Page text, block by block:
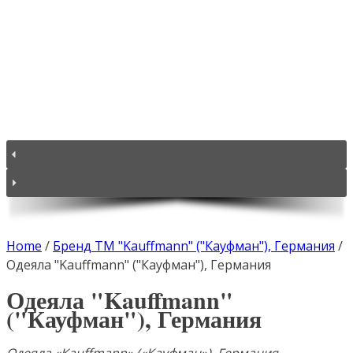
Home / Бренд ТМ "Kauffmann" ("Кауфман"), Германия /
Одеяла "Kauffmann" ("Кауфман"), Германия
Одеяла "Kauffmann"
("Кауфман"), Германия